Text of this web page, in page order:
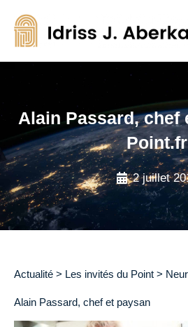
Alain Passard, chef
Point.fr
2 juillet
Actualité > Les invités du Point >
Alain Passard, chef et paysan